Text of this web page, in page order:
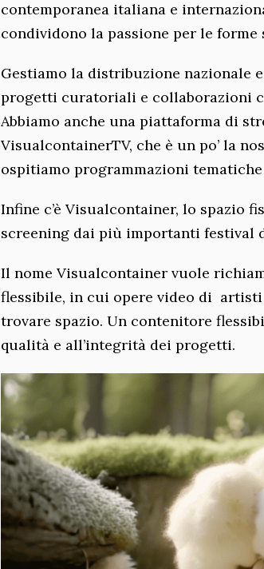
contemporanea italiana e
condividono la passione per le
Gestiamo la distribuzione nazionale
progetti curatoriali e collaborazioni
Abbiamo anche una piattaforma di
VisualcontainerTV, che è un po’ la
ospitiamo programmazioni
Infine c’è Visualcontainer, lo spazio
screening dai più importanti festival
Il nome Visualcontainer vuole
flessibile, in cui opere video di
trovare spazio. Un contenitore
qualità e all’integrità dei progetti.